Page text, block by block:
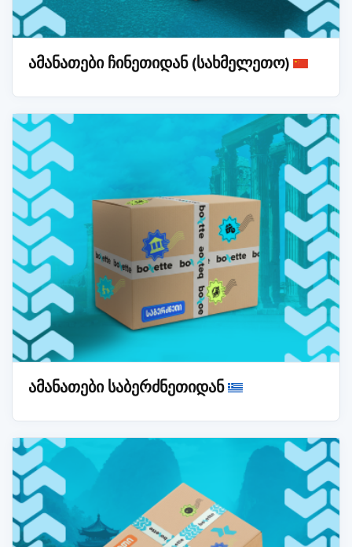
ამანათები ჩინეთიდან (სახმელეთო)
ამანათები საბერძნეთიდან